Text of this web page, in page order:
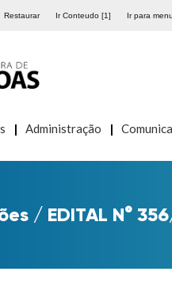
Restaurar Ir Conteudo [1] Ir para
Administração
/ EDITAL N°